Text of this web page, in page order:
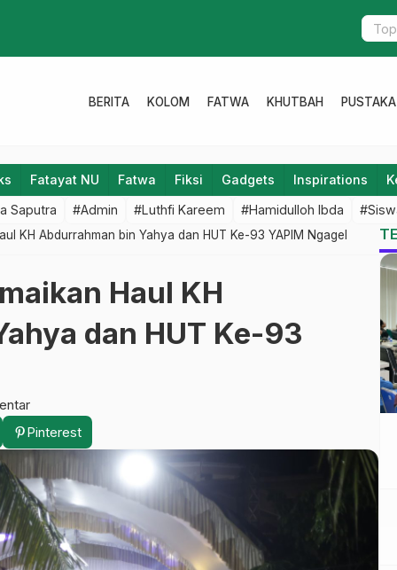
PC
BERITA KOLOM FATWA KHUTBAH PUSTAKA
Fatayat NU Fatwa Fiksi Gadgets Inspirations
Saputra
#Admin #Luthfi Kareem #Hamidulloh Ibda
KH Abdurrahman bin Yahya dan HUT Ke-93 YAPIM Ngagel
Haul KH
dan HUT Ke-93
Pinterest